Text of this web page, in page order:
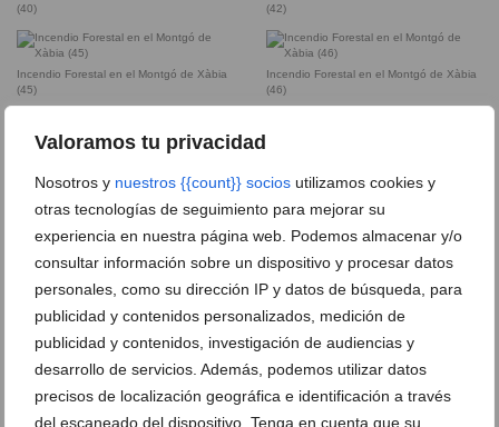
Valoramos tu privacidad
Nosotros y nuestros {{count}} socios utilizamos cookies y
otras tecnologías de seguimiento para mejorar su
experiencia en nuestra página web. Podemos almacenar y/o
consultar información sobre un dispositivo y procesar datos
personales, como su dirección IP y datos de búsqueda, para
publicidad y contenidos personalizados, medición de
publicidad y contenidos, investigación de audiencias y
desarrollo de servicios. Además, podemos utilizar datos
precisos de localización geográfica e identificación a través
del escaneado del dispositivo. Tenga en cuenta que su
(40)
(42)
Incendio Forestal en el Montgó de Xàbia
(45)
Incendio Forestal en el Montgó de Xàbia
(46)
Incendio Forestal en el Montgó de Xàbia
Incendio Forestal en el Montgó de Xàbia
Incendio Forestal en el Montgó de Xàbia
Incendio Forestal en el Montgó de Xàbia
Incendio Forestal en el Montgó de Xàbia
Incendio Forestal en el Montgó de Xàbia